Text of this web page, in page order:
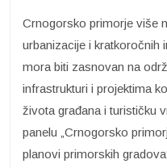
Crnogorsko primorje više
urbanizacije i kratkoročnih
mora biti zasnovan na
infrastrukturi i projektima
života građana i turističku
panelu „Crnogorsko
planovi primorskih